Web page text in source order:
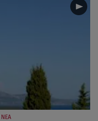
ΝΕΑ